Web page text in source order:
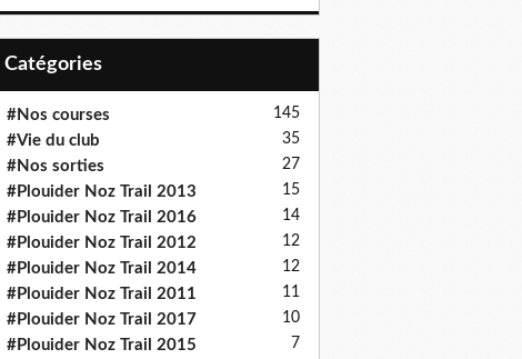
Catégories
#Nos courses 145
#Vie du club 35
#Nos sorties 27
#Plouider Noz Trail 2013 15
#Plouider Noz Trail 2016 14
#Plouider Noz Trail 2012 12
#Plouider Noz Trail 2014 12
#Plouider Noz Trail 2011 11
#Plouider Noz Trail 2017 10
#Plouider Noz Trail 2015 7